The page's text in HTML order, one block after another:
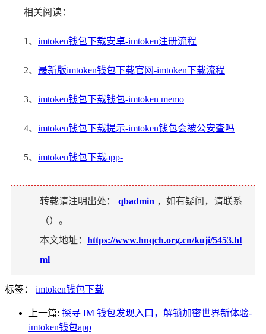
相关阅读：
1、 imtoken钱包下载安卓-imtoken注册流程
2、 最新版imtoken钱包下载官网-imtoken下载流程
3、 imtoken钱包下载钱包-imtoken memo
4、 imtoken钱包下载提示-imtoken钱包会被公安查吗
5、 imtoken钱包下载app-
转载请注明出处： qbadmin ，如有疑问，请联系
（）。
本文地址： https://www.hnqch.org.cn/kuji/5453.ht
ml
标签： imtoken钱包下载
上一篇: 探寻 IM 钱包发现入口，解锁加密世界新体验-
imtoken钱包app